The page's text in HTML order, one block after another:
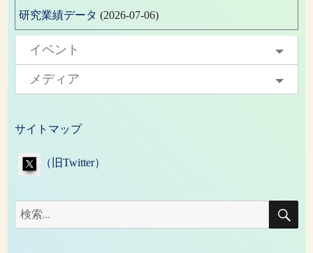
研究業績データ (2026-07-06)
イベント
メディア
サイトマップ
（旧Twitter）
検
索:
検